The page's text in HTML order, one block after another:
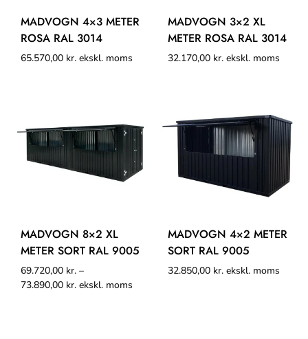
MADVOGN 4×3 METER
ROSA RAL 3014
65.570,00 kr. ekskl. moms
MADVOGN 3×2 XL
METER ROSA RAL 3014
32.170,00 kr. ekskl. moms
MADVOGN 8×2 XL
METER SORT RAL 9005
69.720,00 kr. –
73.890,00 kr. ekskl. moms
MADVOGN 4×2 METER
SORT RAL 9005
32.850,00 kr. ekskl. moms